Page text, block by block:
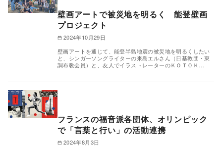
壁画アートで被災地を明るく 能登壁画
プロジェクト
2024年10月29日
壁画アートを通じて、能登半島地震の被災地を明るくしたい
と、シンガーソングライターの来島エルさん（日基教団・東
調布教会員）と、友人でイラストレーターのＫＯＴＯＫ…
フランスの福音派各団体、オリンピック
で「言葉と行い」の活動連携
2024年8月3日